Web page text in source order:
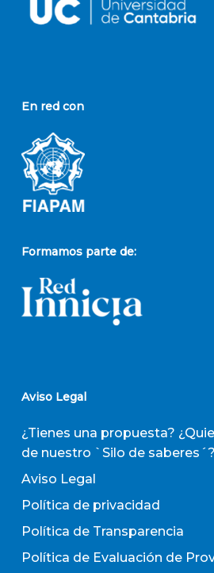
En red con
Formamos parte de:
Aviso Legal
¿Tienes una propuesta?
de nuestro `Silo de saberes´?
Aviso Legal
Política de privacidad
Política de Transparencia
Política de Evaluación de